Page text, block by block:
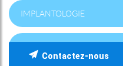
IMPLANTOLOGIE
Contactez-nous